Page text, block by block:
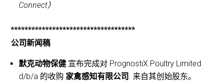
Connect）
************************************
公司新闻稿
默克动物保健 宣布完成对 PrognostiX Poultry Limited
d/b/a 的收购 家禽感知有限公司 . 来自其创始股东。